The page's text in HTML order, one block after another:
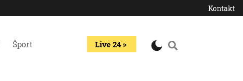
Kontakt
Šport Live 24